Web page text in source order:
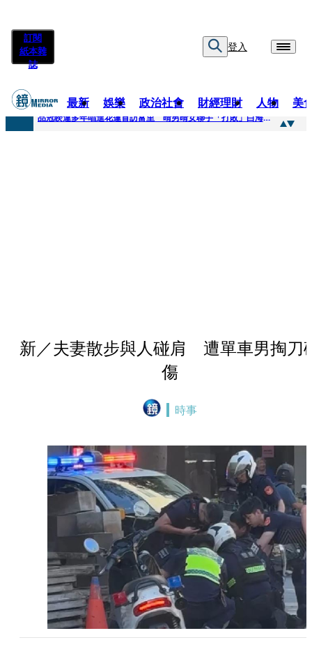
訂閱
紙本雜
誌
登入
最新 娛樂 政治社會 財經理財 人物 美
快訊
品冠睽違多年唱進花蓮首訪富里 晴男晴女聯手「打敗」白海豚颱風
新／夫妻散步與人碰肩 遭單車男掏刀
傷
時事